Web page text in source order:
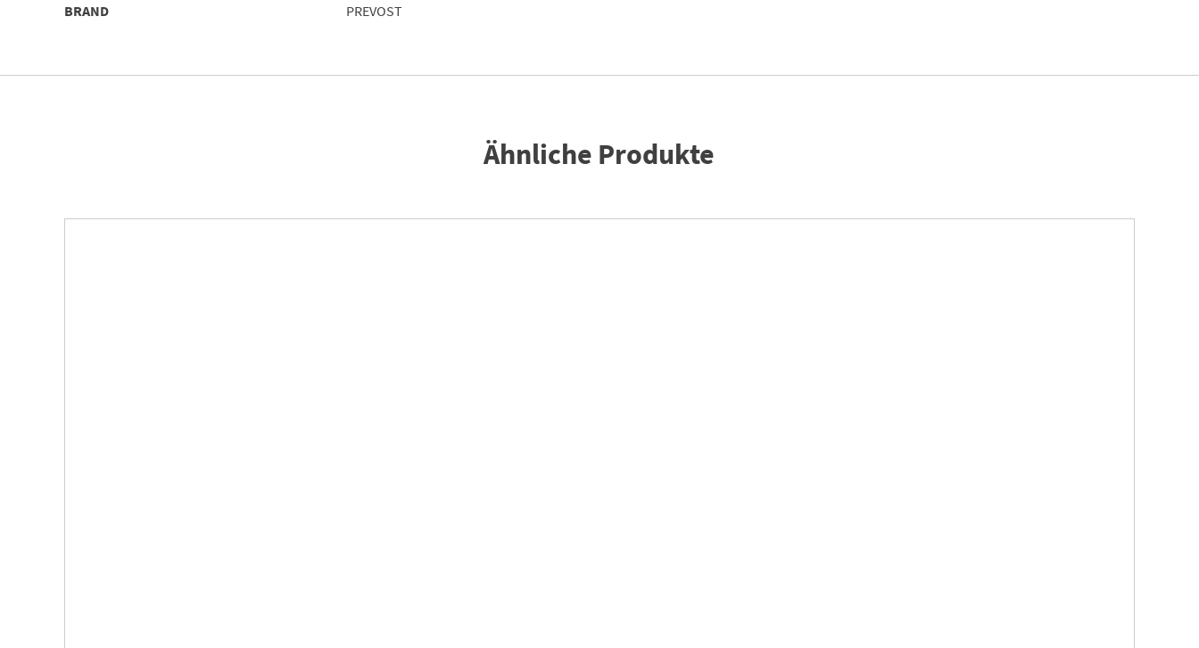
BRAND
PREVOST
Ähnliche Produkte